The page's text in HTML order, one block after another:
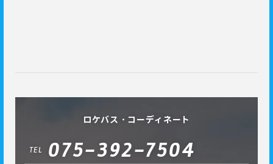
ロケバス・コーディネート
TEL 075-392-7504